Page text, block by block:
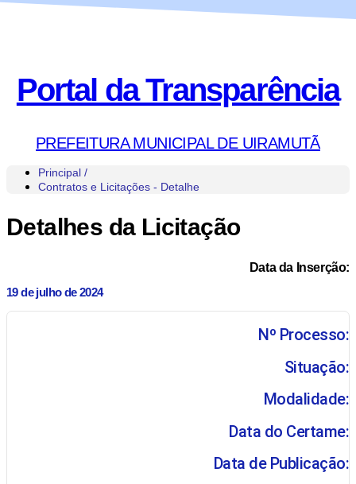
Portal da Transparência
PREFEITURA MUNICIPAL DE UIRAMUTÃ
Principal /
Contratos e Licitações - Detalhe
Detalhes da Licitação
Data da Inserção:
19 de julho de 2024
Nº Processo:
Situação:
Modalidade:
Data do Certame:
Data de Publicação: